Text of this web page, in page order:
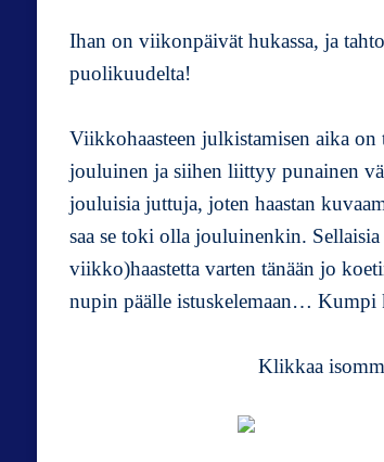
Ihan on viikonpäivät hukassa, ja
puolikuudelta!
Viikkohaasteen julkistamisen aika
jouluinen ja siihen liittyy punainen
jouluisia juttuja, joten haastan
saa se toki olla jouluinenkin.
viikko)haastetta varten tänään jo
nupin päälle istuskelemaan… Kumpi
Klikkaa